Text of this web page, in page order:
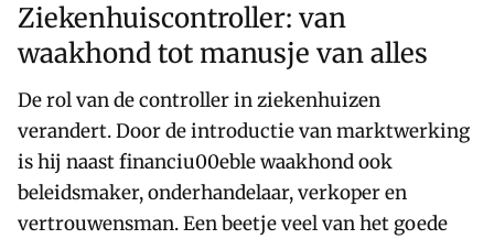
Ziekenhuiscontroller: van
waakhond tot manusje van alles
De rol van de controller in ziekenhuizen
verandert. Door de introductie van marktwerking
is hij naast financiu00eble waakhond ook
beleidsmaker, onderhandelaar, verkoper en
vertrouwensman. Een beetje veel van het goede